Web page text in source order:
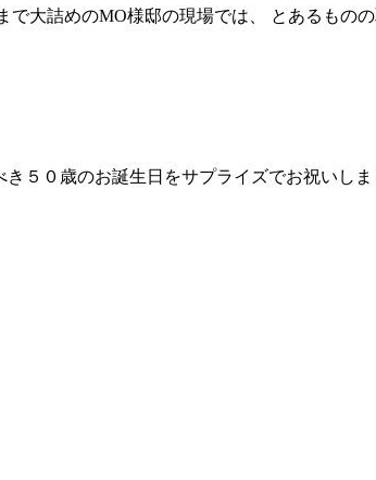
大詰めのMO様邸の現場では、 とあるもの
５０歳のお誕生日をサプライズでお祝いし